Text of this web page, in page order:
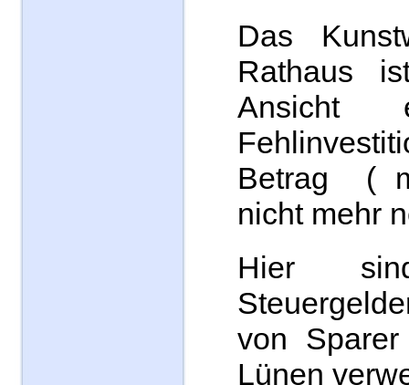
Das
Rathaus
Ansicht
Betrag (
nicht mehr
Hier
von
Lünen